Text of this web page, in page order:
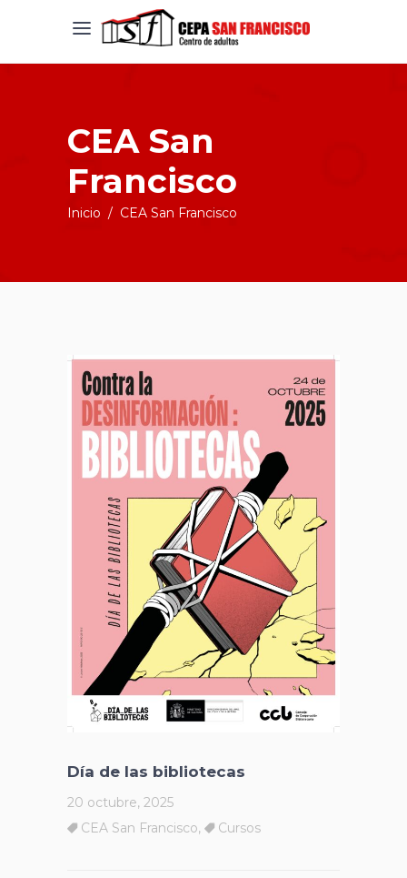
CEA San
Francisco
Inicio / CEA San Francisco
Día de las bibliotecas
20 octubre, 2025
CEA San Francisco, Cursos